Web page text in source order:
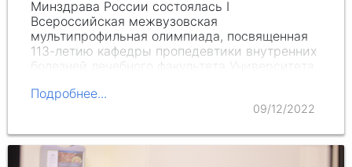
Минздрава России состоялась I
Всероссийская межвузовская
мультипрофильная олимпиада, посвященная
113-летию кафедры пропедевтики внутренних
болезней лечебного факультета Университета.
Подробнее...
09/12/2022